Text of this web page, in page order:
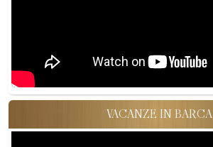
VACANZE IN BARCA